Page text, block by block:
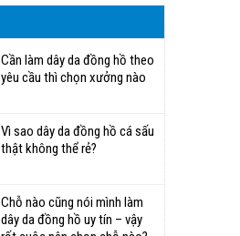
Cần làm dây da đồng hồ theo
yêu cầu thì chọn xưởng nào
Vì sao dây da đồng hồ cá sấu
thật không thể rẻ?
Chỗ nào cũng nói mình làm
dây da đồng hồ uy tín – vậy